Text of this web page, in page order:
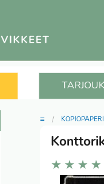
≡
★ ★ ★ ★